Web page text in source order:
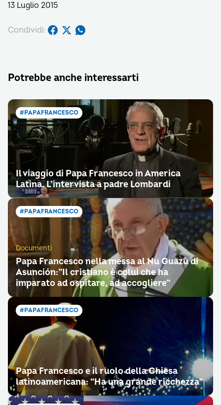
13 Luglio 2015
Condividi:
Potrebbe anche interessarti
#PAPAFRANCESCO
Il viaggio di Papa Francesco in America
Latina. L’intervista a padre Lombardi
#PAPAFRANCESCO
Documenti
Papa Francesco nella messa al Nu Guazù di
Asunción:”Il cristiano è colui che ha
imparato ad ospitare, ad accogliere”
#PAPAFRANCESCO
Papa Francesco e il ruolo della Chiesa
latinoamericana: “Ha una grande ricchezza”